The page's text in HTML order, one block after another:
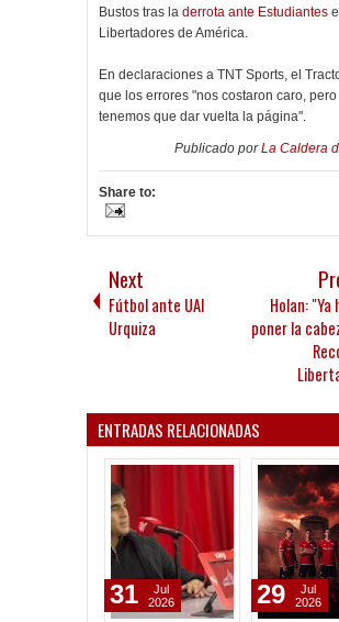
Bustos tras la derrota ante Estudiantes
Libertadores de América.
En declaraciones a TNT Sports, el
que los errores "nos costaron caro,
tenemos que dar vuelta la página".
Publicado porLa Caldera
Share to:
Next
Fútbol ante UAI
Urquiza
Holan: "Ya
poner la
ENTRADAS RELACIONADAS
31
Jul
2026
29
Jul
2026